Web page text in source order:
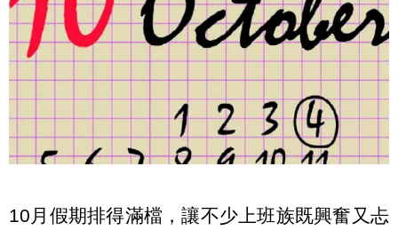
10月假期排得滿檔，讓不少上班族既興奮又忐